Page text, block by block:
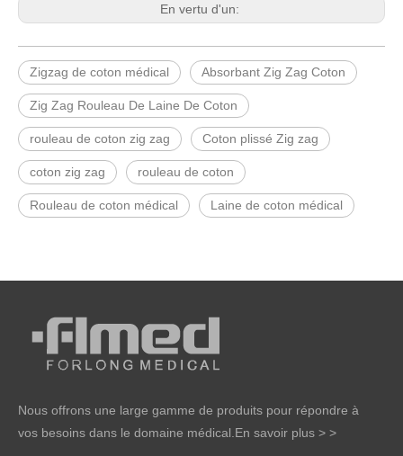
En vertu d'un:
Zigzag de coton médical Absorbant Zig Zag Coton
Zig Zag Rouleau De Laine De Coton
rouleau de coton zig zag Coton plissé Zig zag
coton zig zag rouleau de coton
Rouleau de coton médical Laine de coton médical
Nous offrons une large gamme de produits pour répondre à
vos besoins dans le domaine médical. En savoir plus > >